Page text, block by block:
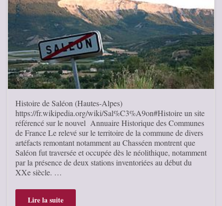
Histoire de Saléon (Hautes-Alpes)
https://fr.wikipedia.org/wiki/Sal%C3%A9on#Histoire un site
référencé sur le nouvel Annuaire Historique des Communes
de France Le relevé sur le territoire de la commune de divers
artéfacts remontant notamment au Chasséen montrent que
Saléon fut traversée et occupée dès le néolithique, notamment
par la présence de deux stations inventoriées au début du
XXe siècle. …
Lire la suite